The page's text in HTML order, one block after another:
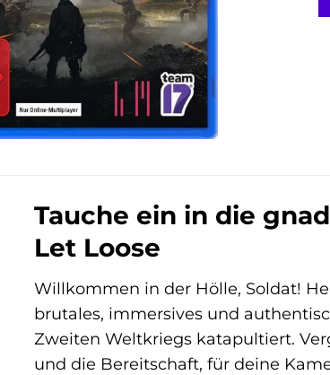
Tauche ein in die
Let Loose
Willkommen in der Hölle, Soldat!
brutales, immersives und
Zweiten Weltkriegs katapultiert.
und die Bereitschaft, für deine